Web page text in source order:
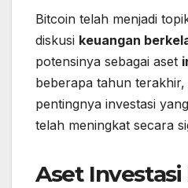
Bitcoin telah menjadi
diskusi keuangan
potensinya sebagai aset
beberapa tahun
pentingnya investasi
telah meningkat secara
Aset Investasi